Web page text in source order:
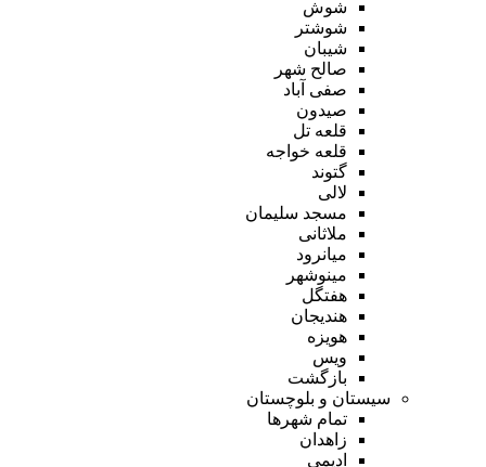
شوش
شوشتر
شیبان
صالح شهر
صفی آباد
صیدون
قلعه تل
قلعه خواجه
گتوند
لالی
مسجد سلیمان
ملاثانی
میانرود
مینوشهر
هفتگل
هندیجان
هویزه
ویس
بازگشت
سیستان و بلوچستان
تمام شهر‌ها
زاهدان
ادیمی